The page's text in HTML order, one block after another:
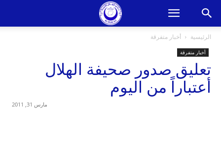
الرئيسية أخبار متفرقة
أخبار متفرقة
تعليق صدور صحيفة الهلال
أعتباراً من اليوم
مارس 31, 2011